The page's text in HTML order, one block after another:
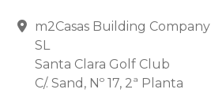
m2Casas Building Company
SL
Santa Clara Golf Club
C/. Sand, Nº 17, 2ª Planta